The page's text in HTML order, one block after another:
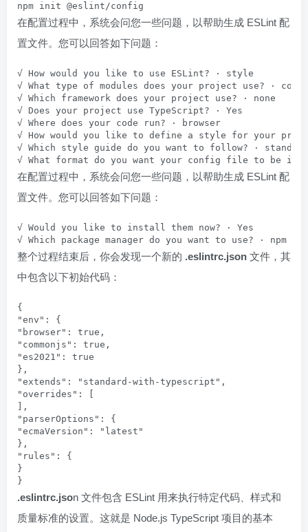
npm init @eslint/config
在配置过程中，系统会问您一些问题，以帮助生成 ESLint 配
置文件。您可以回答如下问题：
√ How would you like to use ESLint? · style
√ What type of modules does your project use? ·
√ Which framework does your project use? · none
√ Does your project use TypeScript? · Yes
√ Where does your code run? · browser
√ How would you like to define a style for your
√ Which style guide do you want to follow? ·
√ What format do you want your config file to be in? ·
在配置过程中，系统会问您一些问题，以帮助生成 ESLint 配
置文件。您可以回答如下问题：
√ Would you like to install them now? · Yes
√ Which package manager do you want to use? · npm
整个过程结束后，你会发现一个新的 .eslintrc.json 文件，其
中包含以下初始代码：
{
"env": {
"browser": true,
"commonjs": true,
"es2021": true
},
"extends": "standard-with-typescript",
"overrides": [
],
"parserOptions": {
"ecmaVersion": "latest"
},
"rules": {
}
}
.eslintrc.json 文件包含 ESLint 用来执行特定代码、样式和
质量标准的设置。这就是 Node.js TypeScript 项目的基本